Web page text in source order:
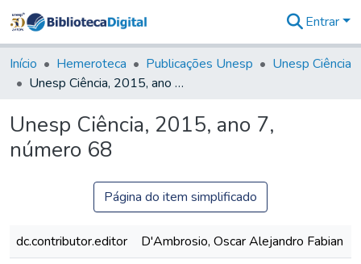
&
Coleções
Tudo na
Digital
Entrar
Início Hemeroteca Publicações Unesp
Unesp Ciência
Unesp Ciência, 2015, ano 7, número 68
Unesp Ciência, 2015, ano 7,
número 68
Página do item simplificado
dc.contributor.editor
D'Ambrosio, Oscar Alejandro Fabian